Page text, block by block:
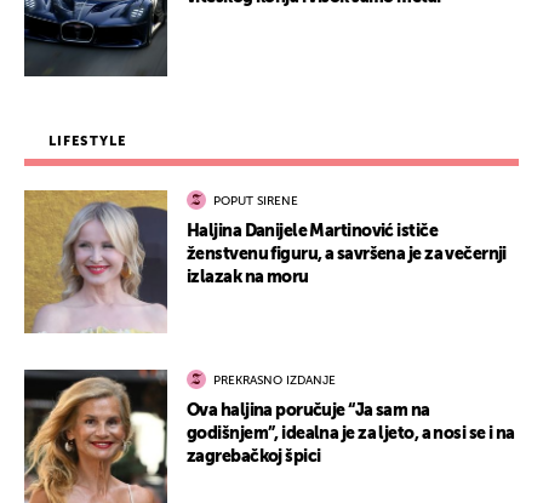
LIFESTYLE
POPUT SIRENE
Haljina Danijele Martinović ističe
ženstvenu figuru, a savršena je za večernji
izlazak na moru
PREKRASNO IZDANJE
Ova haljina poručuje “Ja sam na
godišnjem”, idealna je za ljeto, a nosi se i na
zagrebačkoj špici